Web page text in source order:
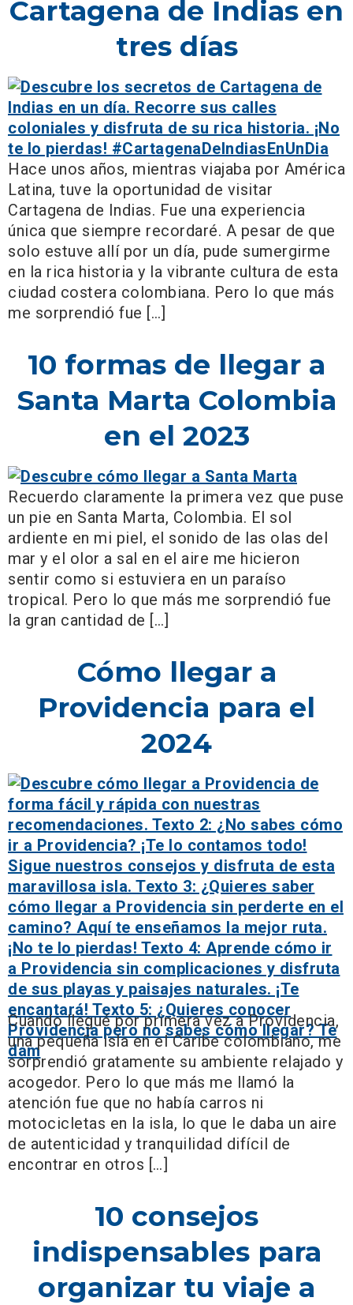
Cartagena de Indias en
tres días
Hace unos años, mientras viajaba por América
Latina, tuve la oportunidad de visitar
Cartagena de Indias. Fue una experiencia
única que siempre recordaré. A pesar de que
solo estuve allí por un día, pude sumergirme
en la rica historia y la vibrante cultura de esta
ciudad costera colombiana. Pero lo que más
me sorprendió fue […]
10 formas de llegar a
Santa Marta Colombia
en el 2023
Recuerdo claramente la primera vez que puse
un pie en Santa Marta, Colombia. El sol
ardiente en mi piel, el sonido de las olas del
mar y el olor a sal en el aire me hicieron
sentir como si estuviera en un paraíso
tropical. Pero lo que más me sorprendió fue
la gran cantidad de […]
Cómo llegar a
Providencia para el
2024
Cuando llegué por primera vez a Providencia,
una pequeña isla en el Caribe colombiano, me
sorprendió gratamente su ambiente relajado y
acogedor. Pero lo que más me llamó la
atención fue que no había carros ni
motocicletas en la isla, lo que le daba un aire
de autenticidad y tranquilidad difícil de
encontrar en otros […]
10 consejos
indispensables para
organizar tu viaje a